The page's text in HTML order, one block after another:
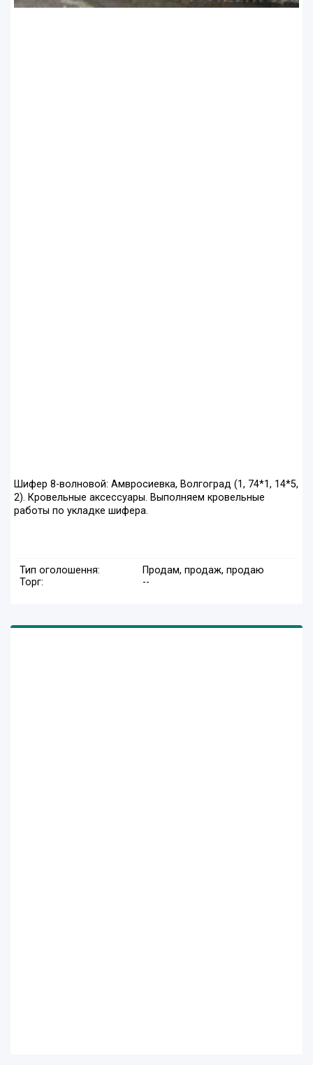
Шифер 8-волновой: Амвросиевка, Волгоград (1, 74*1, 14*5,
2). Кровельные аксессуары. Выполняем кровельные
работы по укладке шифера.
Тип оголошення:
Продам, продаж, продаю
Торг:
--